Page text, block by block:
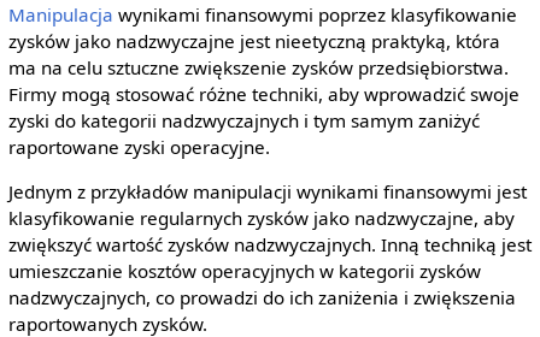
Manipulacja wynikami finansowymi poprzez klasyfikowanie
zysków jako nadzwyczajne jest nieetyczną praktyką, która
ma na celu sztuczne zwiększenie zysków przedsiębiorstwa.
Firmy mogą stosować różne techniki, aby wprowadzić swoje
zyski do kategorii nadzwyczajnych i tym samym zaniżyć
raportowane zyski operacyjne.
Jednym z przykładów manipulacji wynikami finansowymi jest
klasyfikowanie regularnych zysków jako nadzwyczajne, aby
zwiększyć wartość zysków nadzwyczajnych. Inną techniką jest
umieszczanie kosztów operacyjnych w kategorii zysków
nadzwyczajnych, co prowadzi do ich zaniżenia i zwiększenia
raportowanych zysków.